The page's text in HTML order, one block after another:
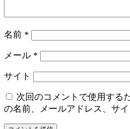
名前 *
メール *
サイト
次回のコメントで使用する
の名前、メールアドレス、サイ